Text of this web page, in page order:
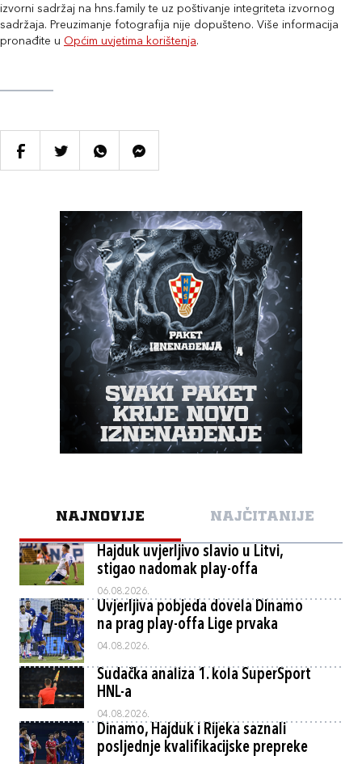
izvorni sadržaj na hns.family te uz poštivanje integriteta izvornog
sadržaja. Preuzimanje fotografija nije dopušteno. Više informacija
pronađite u Općim uvjetima korištenja.
NAJNOVIJE NAJČITANIJE
Hajduk uvjerljivo slavio u Litvi,
stigao nadomak play-offa
06.08.2026.
Uvjerljiva pobjeda dovela Dinamo
na prag play-offa Lige prvaka
04.08.2026.
Sudačka analiza 1. kola SuperSport
HNL-a
04.08.2026.
Dinamo, Hajduk i Rijeka saznali
posljednje kvalifikacijske prepreke